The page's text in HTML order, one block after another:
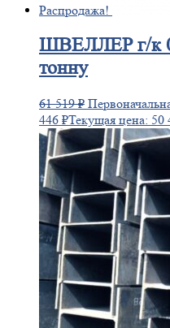
Распродажа!
ШВЕЛЛЕРг/к
тонну
61 519₽
446 ₽Текущая цена: 50